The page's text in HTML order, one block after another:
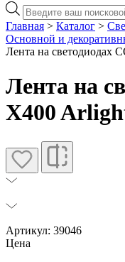
Поиск
товаров
Главная > Каталог >
Основной и
Лента на светодиодах
Лента на
X400
Артикул: 39046
Цена